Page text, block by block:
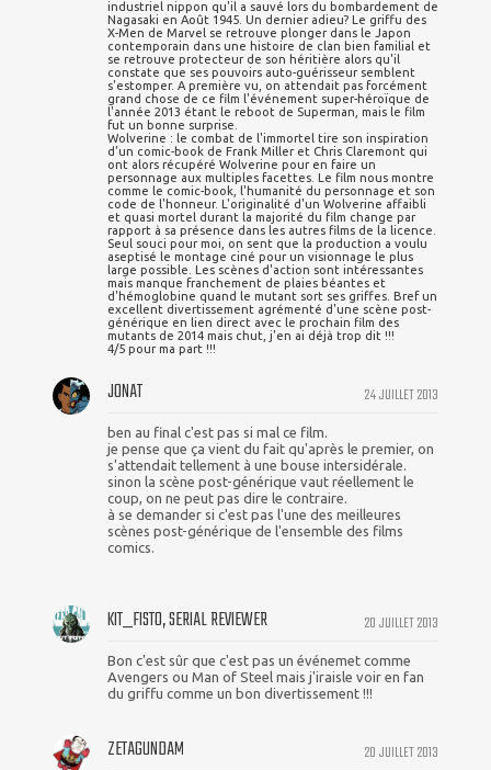
industriel nippon qu'il a sauvé lors du bombardement de
Nagasaki en Août 1945. Un dernier adieu? Le griffu des
X-Men de Marvel se retrouve plonger dans le Japon
contemporain dans une histoire de clan bien familial et
se retrouve protecteur de son héritière alors qu'il
constate que ses pouvoirs auto-guérisseur semblent
s'estomper. A première vu, on attendait pas forcément
grand chose de ce film l'événement super-héroïque de
l'année 2013 étant le reboot de Superman, mais le film
fut un bonne surprise.
Wolverine : le combat de l'immortel tire son inspiration
d'un comic-book de Frank Miller et Chris Claremont qui
ont alors récupéré Wolverine pour en faire un
personnage aux multiples facettes. Le film nous montre
comme le comic-book, l'humanité du personnage et son
code de l'honneur. L'originalité d'un Wolverine affaibli
et quasi mortel durant la majorité du film change par
rapport à sa présence dans les autres films de la licence.
Seul souci pour moi, on sent que la production a voulu
aseptisé le montage ciné pour un visionnage le plus
large possible. Les scènes d'action sont intéressantes
mais manque franchement de plaies béantes et
d'hémoglobine quand le mutant sort ses griffes. Bref un
excellent divertissement agrémenté d'une scène post-
générique en lien direct avec le prochain film des
mutants de 2014 mais chut, j'en ai déjà trop dit !!!
4/5 pour ma part !!!
24 JUILLET 2013
JONAT
ben au final c'est pas si mal ce film.
je pense que ça vient du fait qu'après le premier, on
s'attendait tellement à une bouse intersidérale.
sinon la scène post-générique vaut réellement le
coup, on ne peut pas dire le contraire.
à se demander si c'est pas l'une des meilleures
scènes post-générique de l'ensemble des films
comics.
20 JUILLET 2013
KIT_FISTO, SERIAL REVIEWER
Bon c'est sûr que c'est pas un événemet comme
Avengers ou Man of Steel mais j'iraisle voir en fan
du griffu comme un bon divertissement !!!
20 JUILLET 2013
ZETAGUNDAM